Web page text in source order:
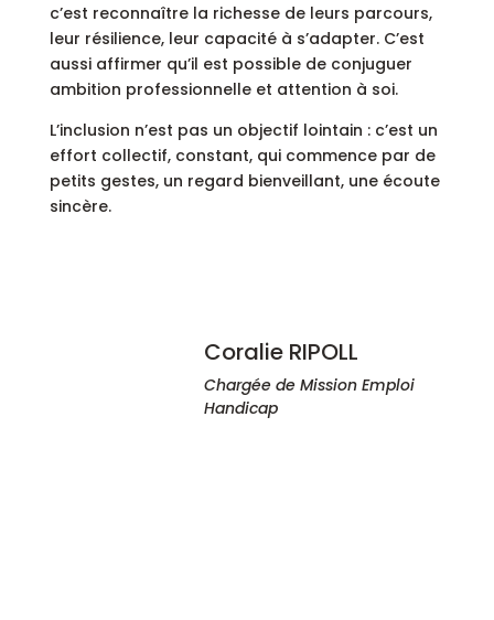
c’est reconnaître la richesse de leurs parcours,
leur résilience, leur capacité à s’adapter. C’est
aussi affirmer qu’il est possible de conjuguer
ambition professionnelle et attention à soi.
L’inclusion n’est pas un objectif lointain : c’est un
effort collectif, constant, qui commence par de
petits gestes, un regard bienveillant, une écoute
sincère.
Coralie RIPOLL
Chargée de Mission Emploi
Handicap